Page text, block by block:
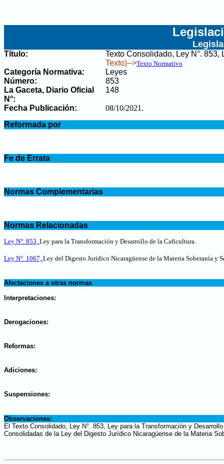
Título:
Texto Consolidado, Ley N°.
Texto)-->Texto Normativo
Categoría Normativa:
Leyes
Número:
853
La Gaceta, Diario Oficial
N°:
148
Fecha Publicación: 08/10/2021 .
Reformada por
Fe de Errata
Normas Complementarias
Normas Relacionadas
Ley N°. 853, Ley para la Transformación y Desarrollo de la Caficultura.
Ley N°. 1067, Ley del Digesto Jurídico Nicaragüense de la Materia Soberanía y
Afectaciones a otras normas
Interpretaciones:
Derogaciones:
Reformas:
Adiciones:
Suspensiones:
Observaciones:
El Texto Consolidado, Ley N°. 853, Ley para la Transformación y
Consolidadas de la Ley del Digesto Jurídico Nicaragüense de la Materia